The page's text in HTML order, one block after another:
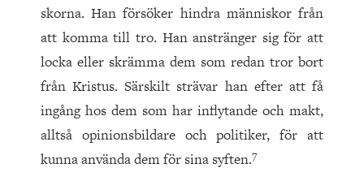
skorna. Han försöker hindra människor från
att komma till tro. Han anstränger sig för att
locka eller skrämma dem som redan tror bort
från Kristus. Särskilt strävar han efter att få
ingång hos dem som har inflytande och makt,
alltså opinionsbildare och politiker, för att
kunna använda dem för sina syften.7